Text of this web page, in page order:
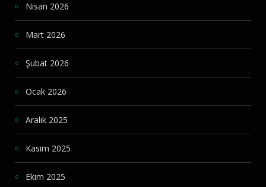
Nisan 2026
Mart 2026
Şubat 2026
Ocak 2026
Aralık 2025
Kasım 2025
Ekim 2025